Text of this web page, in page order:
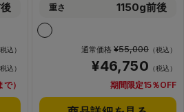
込）
税込）
）
重さ 1150g前後
通常価格 ¥55,000 （税込）
¥46,750 （税込）
期間限定15％OFF